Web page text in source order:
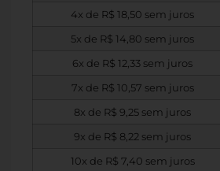
4x de R$ 18,50 sem juros
5x de R$ 14,80 sem juros
6x de R$ 12,33 sem juros
7x de R$ 10,57 sem juros
8x de R$ 9,25 sem juros
9x de R$ 8,22 sem juros
10x de R$ 7,40 sem juros